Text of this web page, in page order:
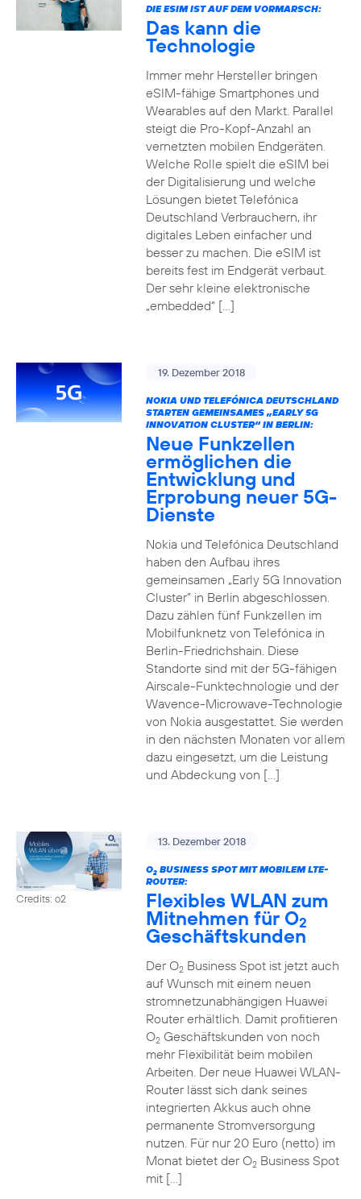
DIE ESIM IST AUF DEM VORMARSCH:
Das kann die
Technologie
Immer mehr Hersteller bringen
eSIM-fähige Smartphones und
Wearables auf den Markt. Parallel
steigt die Pro-Kopf-Anzahl an
vernetzten mobilen Endgeräten.
Welche Rolle spielt die eSIM bei
der Digitalisierung und welche
Lösungen bietet Telefónica
Deutschland Verbrauchern, ihr
digitales Leben einfacher und
besser zu machen. Die eSIM ist
bereits fest im Endgerät verbaut.
Der sehr kleine elektronische
„embedded“ […]
19. Dezember 2018
NOKIA UND TELEFÓNICA DEUTSCHLAND
STARTEN GEMEINSAMES „EARLY 5G
INNOVATION CLUSTER“ IN BERLIN:
Neue Funkzellen
ermöglichen die
Entwicklung und
Erprobung neuer 5G-
Dienste
Nokia und Telefónica Deutschland
haben den Aufbau ihres
gemeinsamen „Early 5G Innovation
Cluster” in Berlin abgeschlossen.
Dazu zählen fünf Funkzellen im
Mobilfunknetz von Telefónica in
Berlin-Friedrichshain. Diese
Standorte sind mit der 5G-fähigen
Airscale-Funktechnologie und der
Wavence-Microwave-Technologie
von Nokia ausgestattet. Sie werden
in den nächsten Monaten vor allem
dazu eingesetzt, um die Leistung
und Abdeckung von […]
Credits: o2
13. Dezember 2018
O2BUSINESS SPOT MIT MOBILEM LTE-
ROUTER:
Flexibles WLAN zum
Mitnehmen für O2
Geschäftskunden
Der O2Business Spot ist jetzt auch
auf Wunsch mit einem neuen
stromnetzunabhängigen Huawei
Router erhältlich. Damit profitieren
O2Geschäftskunden von noch
mehr Flexibilität beim mobilen
Arbeiten. Der neue Huawei WLAN-
Router lässt sich dank seines
integrierten Akkus auch ohne
permanente Stromversorgung
nutzen. Für nur 20 Euro (netto) im
Monat bietet der O2Business Spot
mit […]